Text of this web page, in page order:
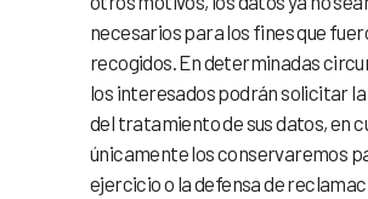
necesarios para los fines que
recogidos. En determinadas
los interesados podrán solicitar
del tratamiento de sus datos, en
únicamente los conservaremos
ejercicio o la defensa de